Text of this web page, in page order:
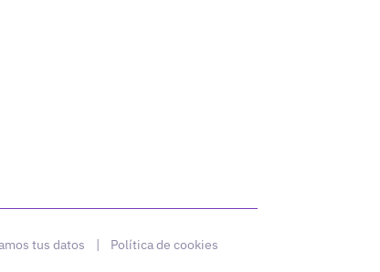
tus datos | Política de cookies